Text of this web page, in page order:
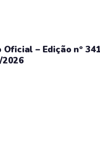
Oficial – Edição nº
2026